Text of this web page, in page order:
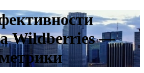
Wildberries —